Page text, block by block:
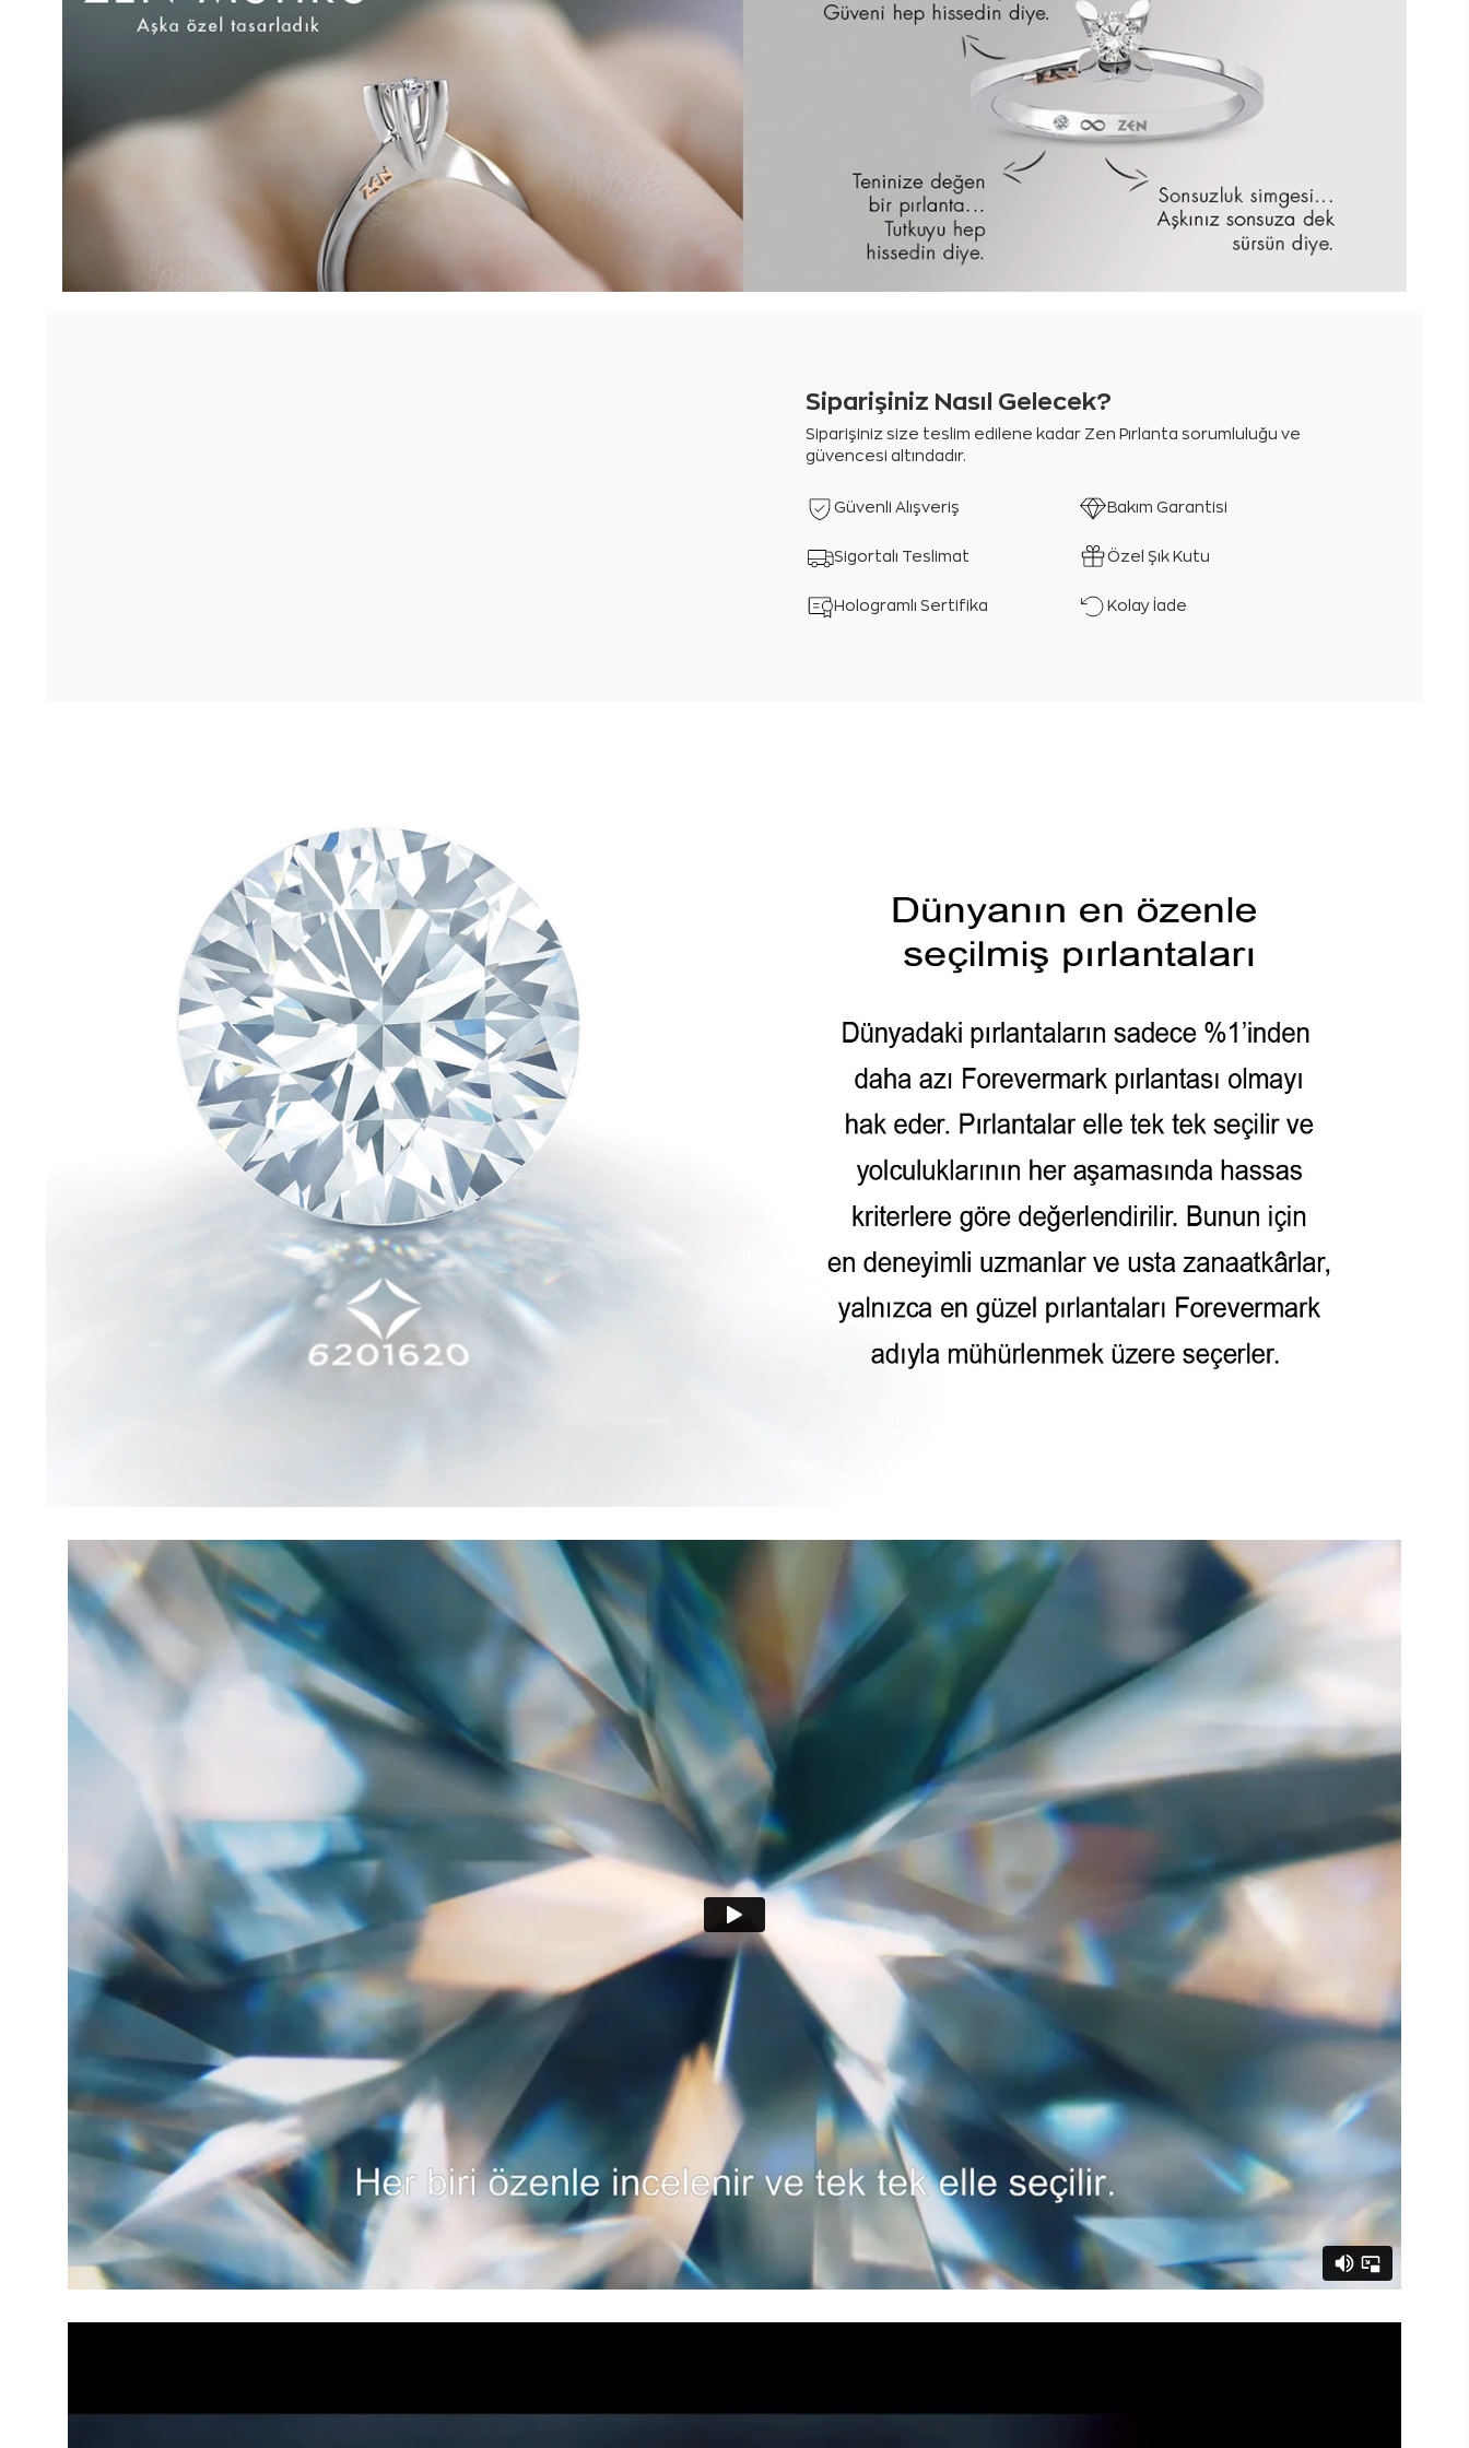
Siparişiniz Nasıl Gelecek?
Siparişiniz size teslim edilene kadar Zen Pırlanta sorumluluğu ve
güvencesi altındadır.
Güvenli Alışveriş Bakım Garantisi
Sigortalı Teslimat Özel Şık Kutu
Hologramlı Sertifika Kolay İade